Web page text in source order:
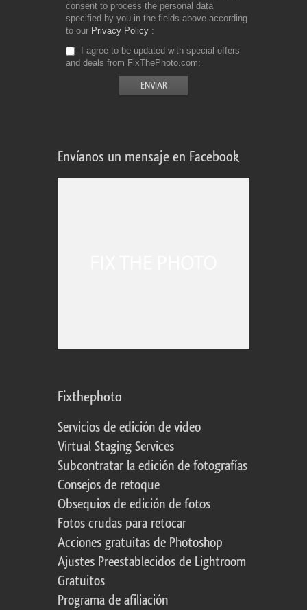
consent to process the personal data
specified by you in the fields above according
to our Privacy Policy
I agree to be updated with special offers
and deals from FixThePhoto.com
Envíanos un mensaje en Facebook
Fixthephoto
Servicios de edición de video
Virtual Staging Services
Subcontratar la edición de fotografías
Consejos de retoque
Obsequios de edición de fotos
Fotos crudas para retocar
Acciones gratuitas de Photoshop
Ajustes Preestablecidos de Lightroom
Gratuitos
Programa de afiliación